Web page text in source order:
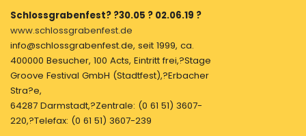
Schlossgrabenfest? ?30.05 ? 02.06.19 ?
www.schlossgrabenfest.de
info@schlossgrabenfest.de, seit 1999, ca.
400000 Besucher, 100 Acts, Eintritt frei,?Stage
Groove Festival GmbH (Stadtfest),?Erbacher
Stra?e,
64287 Darmstadt,?Zentrale: (0 61 51) 3607-
220,?Telefax: (0 61 51) 3607-239